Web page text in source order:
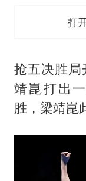
打
抢五决胜
靖崑打出
胜，梁靖崑